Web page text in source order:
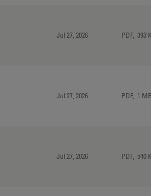
Jul 27, 2026 PDF, 393
Jul 27, 2026 PDF, 1
Jul 27, 2026 PDF, 540